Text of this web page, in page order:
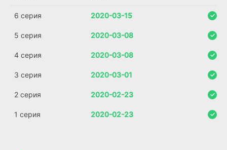
6 серия 2020-03-15
5 серия 2020-03-08
4 серия 2020-03-08
3 серия 2020-03-01
2 серия 2020-02-23
1 серия 2020-02-23